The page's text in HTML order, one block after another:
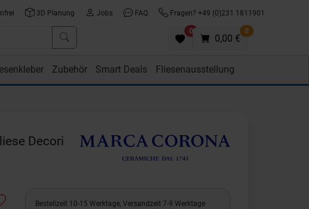
3D Planung Jobs FAQ Fragen? +49 (0)231 1811901
0 0
0,00 €
Zubehör Smart Deals Fliesenausstellung
Decori
Bestellzeit 10-15 Werktage, Versandzeit 7-9 Werktage